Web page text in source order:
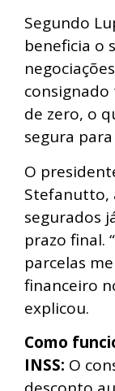
Segundo
beneficia o
de zero, o
segura
O
Stefanutto,
segurados
prazo final.
parcelas
financeiro
explicou.
Como
INSS: O